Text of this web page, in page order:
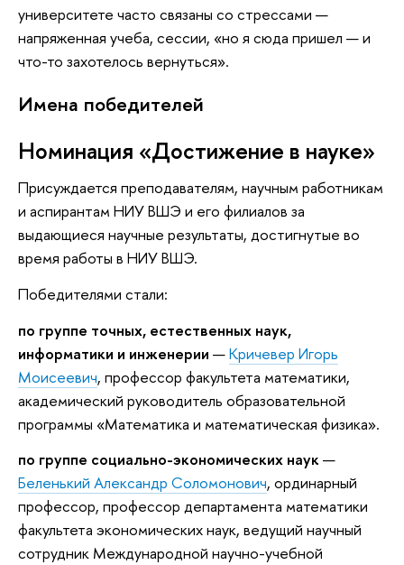
университете часто связаны со стрессами —
напряженная учеба, сессии, «но я сюда пришел — и
что-то захотелось вернуться».
Имена победителей
Номинация «Достижение в науке»
Присуждается преподавателям, научным работникам
и аспирантам НИУ ВШЭ и его филиалов за
выдающиеся научные результаты, достигнутые во
время работы в НИУ ВШЭ.
Победителями стали:
по группе точных, естественных наук,
информатики и инженерии —Кричевер Игорь
Моисеевич, профессор факультета математики,
академический руководитель образовательной
программы «Математика и математическая физика».
по группе социально-экономических наук —
Беленький Александр Соломонович, ординарный
профессор, профессор департамента математики
факультета экономических наук, ведущий научный
сотрудник Международной научно-учебной